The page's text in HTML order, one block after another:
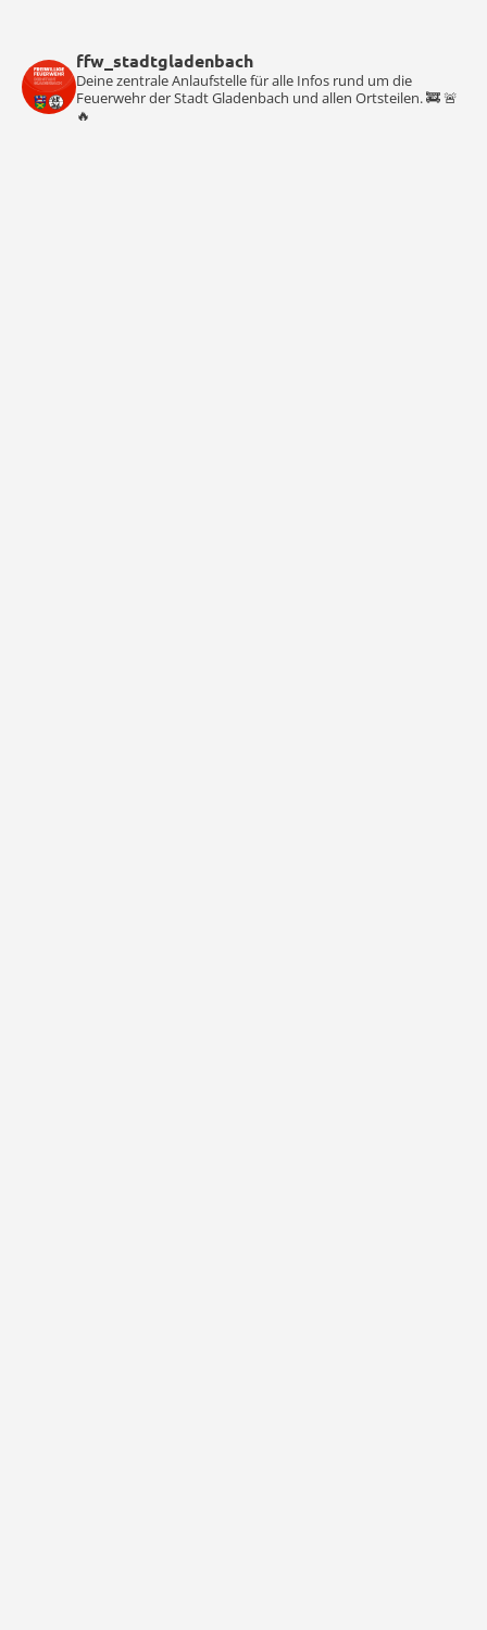
ffw_stadtgladenbach
Deine zentrale Anlaufstelle für alle Infos rund um die
Feuerwehr der Stadt Gladenbach und allen Ortsteilen. 🚒 🚨
🔥